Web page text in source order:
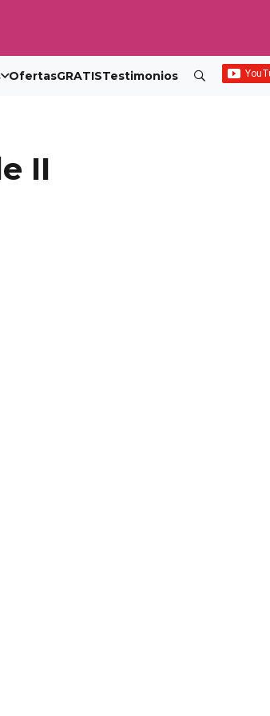
OfertasGRATISTestimonios
II